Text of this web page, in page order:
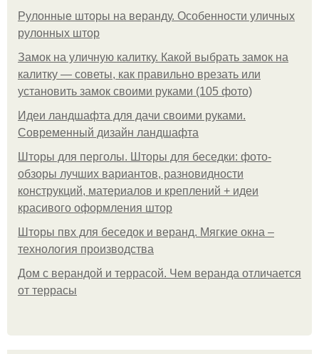
Рулонные шторы на веранду. Особенности уличных
рулонных штор
Замок на уличную калитку. Какой выбрать замок на
калитку — советы, как правильно врезать или
установить замок своими руками (105 фото)
Идеи ландшафта для дачи своими руками.
Современный дизайн ландшафта
Шторы для перголы. Шторы для беседки: фото-
обзоры лучших вариантов, разновидности
конструкций, материалов и креплений + идеи
красивого оформления штор
Шторы пвх для беседок и веранд. Мягкие окна –
технология производства
Дом с верандой и террасой. Чем веранда отличается
от террасы